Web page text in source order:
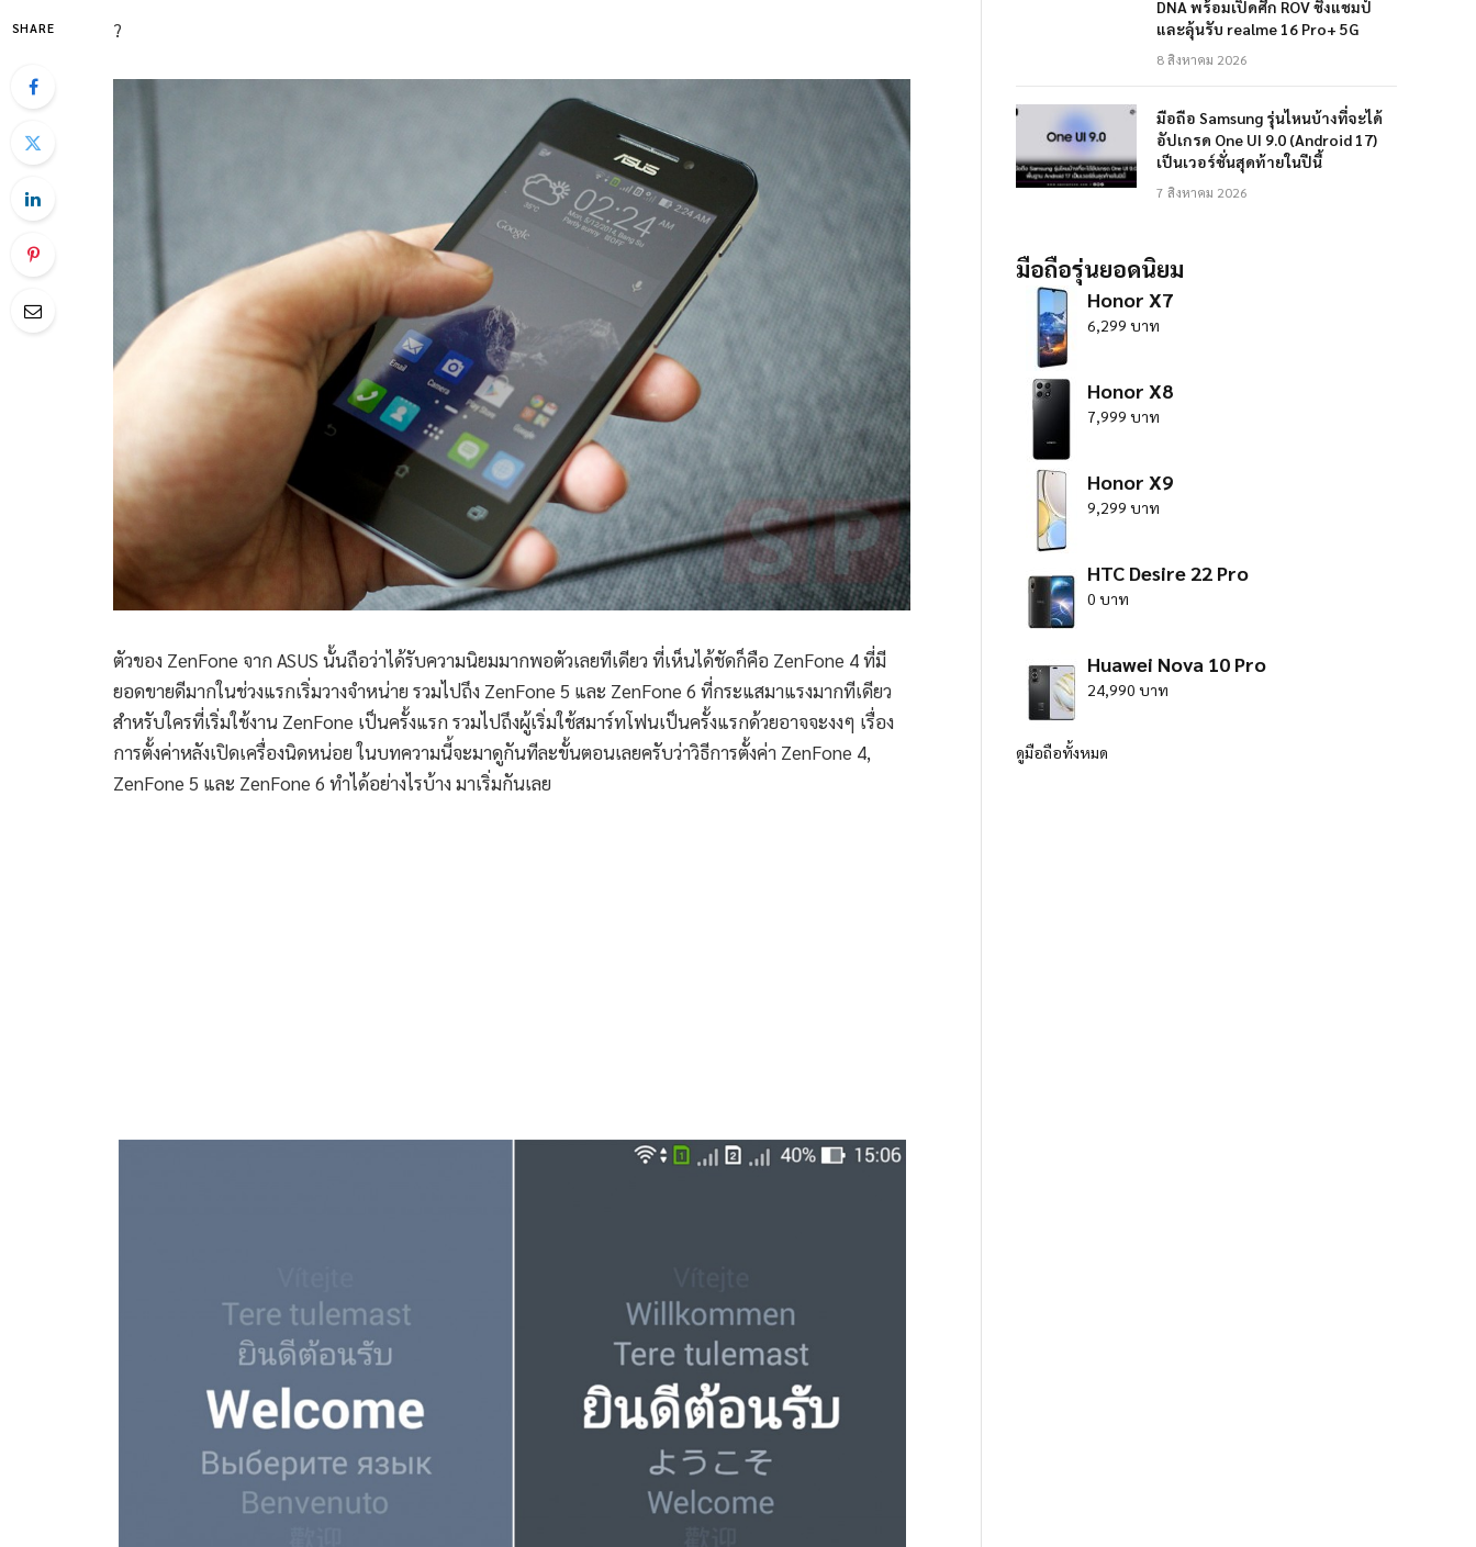
SHARE ?
ตัวของ ZenFone จาก ASUS นั้นถือว่าได้รับความนิยมมากพอตัวเลยทีเดียว ที่เห็นได้ชัดก็คือ ZenFone 4 ที่มี
ยอดขายดีมากในช่วงแรกเริ่มวางจำหน่าย รวมไปถึง ZenFone 5 และ ZenFone 6 ที่กระแสมาแรงมากทีเดียว
สำหรับใครที่เริ่มใช้งาน ZenFone เป็นครั้งแรก รวมไปถึงผู้เริ่มใช้สมาร์ทโฟนเป็นครั้งแรกด้วยอาจจะงงๆ เรื่อง
การตั้งค่าหลังเปิดเครื่องนิดหน่อย ในบทความนี้จะมาดูกันทีละขั้นตอนเลยครับว่าวิธีการตั้งค่า ZenFone 4,
ZenFone 5 และ ZenFone 6 ทำได้อย่างไรบ้าง มาเริ่มกันเลย
DNA พร้อมเปิดศึก ROV ชิงแชมป์
และลุ้นรับ realme 16 Pro+ 5G
8 สิงหาคม 2026
มือถือ Samsung รุ่นไหนบ้างที่จะได้
อัปเกรด One UI 9.0 (Android 17)
เป็นเวอร์ชั่นสุดท้ายในปีนี้
7 สิงหาคม 2026
มือถือรุ่นยอดนิยม
Honor X7
6,299 บาท
Honor X8
7,999 บาท
Honor X9
9,299 บาท
HTC Desire 22 Pro
0 บาท
Huawei Nova 10 Pro
24,990 บาท
ดูมือถือทั้งหมด